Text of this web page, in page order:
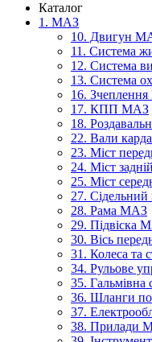
Каталог
1. МАЗ
10. Двигун
11. Система
12. Система
13. Система
16.
17. КПП МАЗ
18.
22. Вали
23. Міст
24. Міст
25. Міст
27.
28. Рама МАЗ
29. Підвіска
30. Вісь
31. Колеса та
34. Рульове
35.
36. Шланги
37.
38. Прилади